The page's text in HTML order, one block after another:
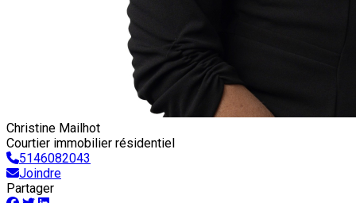
Christine Mailhot
Courtier immobilier résidentiel
5146082043
Joindre
Partager